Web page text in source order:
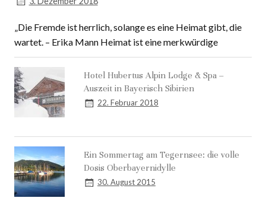
„Die Fremde ist herrlich, solange es eine Heimat gibt, die
wartet. – Erika Mann Heimat ist eine merkwürdige
Hotel Hubertus Alpin Lodge & Spa –
Auszeit in Bayerisch Sibirien
Ein Sommertag am Tegernsee: die volle
Dosis Oberbayernidylle